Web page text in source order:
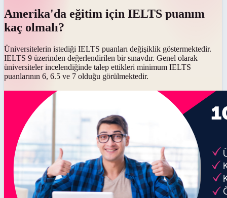
Amerika'da eğitim için IELTS puanım
kaç olmalı?
Üniversitelerin istediği IELTS puanları değişiklik göstermektedir.
IELTS 9 üzerinden değerlendirilen bir sınavdır. Genel olarak
üniversiteler incelendiğinde talep ettikleri minimum IELTS
puanlarının 6, 6.5 ve 7 olduğu görülmektedir.